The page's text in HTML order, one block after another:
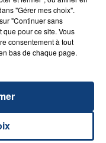
FEMME ET
après avoir
de trois mois
"Gérer mes choix".
"Continuer sans
pour ce site. Vous
consentement à tout
bas de chaque page.